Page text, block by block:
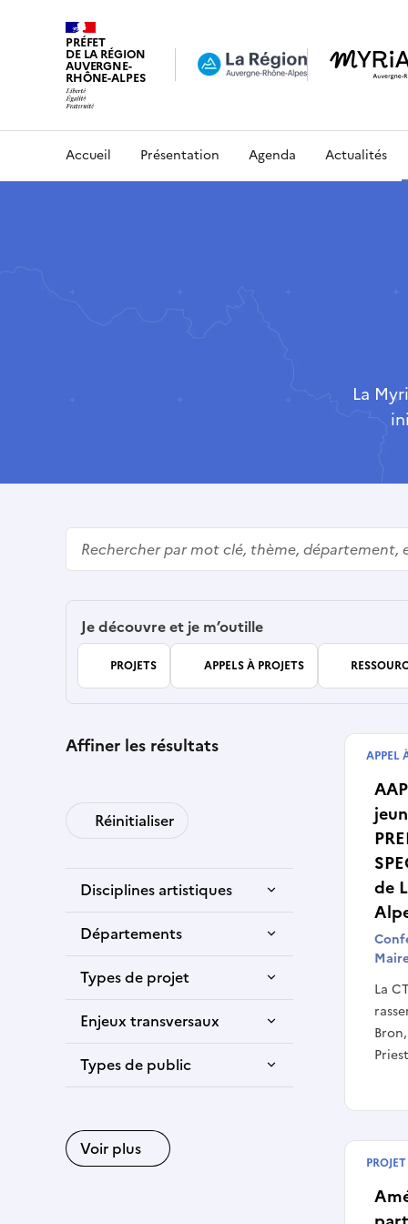
PRÉFET
DE LA RÉGION
AUVERGNE-
RHÔNE-ALPES
Accueil Présentation Agenda Actualités
La
Je découvre et je m’outille
PROJETS APPELS À PROJETS
Affiner les résultats
Réinitialiser
Disciplines artistiques
Départements
Types de projet
Enjeux transversaux
Types de public
Voir plus
de
La
APPEL
PROJET